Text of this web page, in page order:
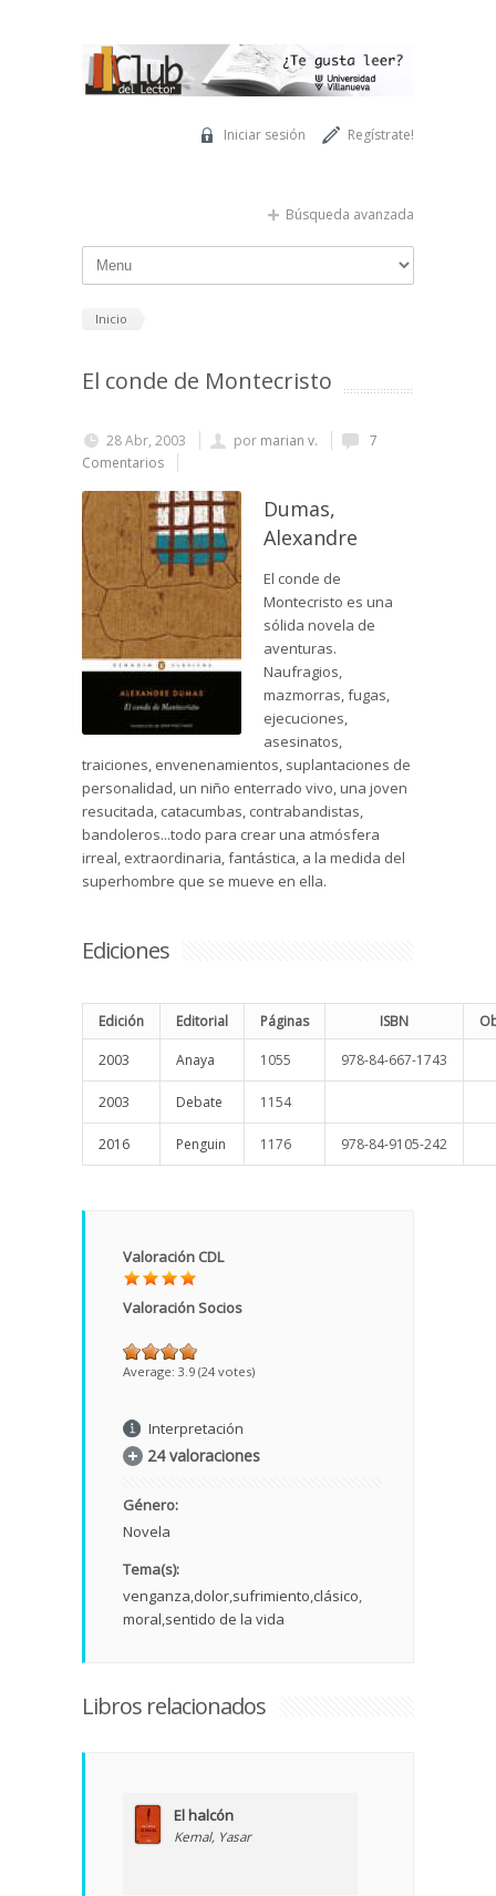
Regístrate!
Iniciar sesión
Búsqueda avanzada
Inicio
El conde de Montecristo
28 Abr, 2003 por marian v.
7
Comentarios
Dumas,
Alexandre
El conde de
Montecristo es una
sólida novela de
aventuras.
Naufragios,
mazmorras, fugas,
ejecuciones,
asesinatos,
traiciones, envenenamientos, suplantaciones de
personalidad, un niño enterrado vivo, una joven
resucitada, catacumbas, contrabandistas,
bandoleros...todo para crear una atmósfera
irreal, extraordinaria, fantástica, a la medida del
superhombre que se mueve en ella.
Ediciones
Edición Editorial Páginas ISBN
2003 Anaya 1055 978-84-667-1743
2003 Debate 1154
2016 Penguin 1176 978-84-9105-242
Valoración CDL
Valoración Socios
Average: 3.9 (24 votes)
Interpretación
24 valoraciones
Género:
Novela
Tema(s):
venganza dolor sufrimiento clásico
moral sentido de la vida
Libros relacionados
El halcón
Kemal, Yasar